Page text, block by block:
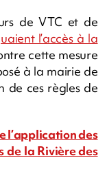
de VTC et de
l’accès à la
cette mesure
à la mairie de
de ces règles de
l’application des
de la Rivière des